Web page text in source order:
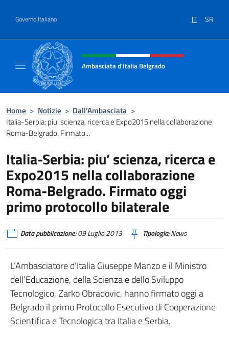
Governo Italiano IT SR
Intestazione sito, social e menù
Ambasciata d'Italia Belgrado
Home > Notizie > Dall’Ambasciata >
Italia-Serbia: piu’ scienza, ricerca e Expo2015 nella collaborazione
Roma-Belgrado. Firmato...
Italia-Serbia: piu’ scienza, ricerca e
Expo2015 nella collaborazione
Roma-Belgrado. Firmato oggi
primo protocollo bilaterale
Data pubblicazione:09 Luglio 2013 Tipologia:News
L’Ambasciatore d’Italia Giuseppe Manzo e il Ministro
dell’Educazione, della Scienza e dello Sviluppo
Tecnologico, Zarko Obradovic, hanno firmato oggi a
Belgrado il primo Protocollo Esecutivo di Cooperazione
Scientifica e Tecnologica tra Italia e Serbia.